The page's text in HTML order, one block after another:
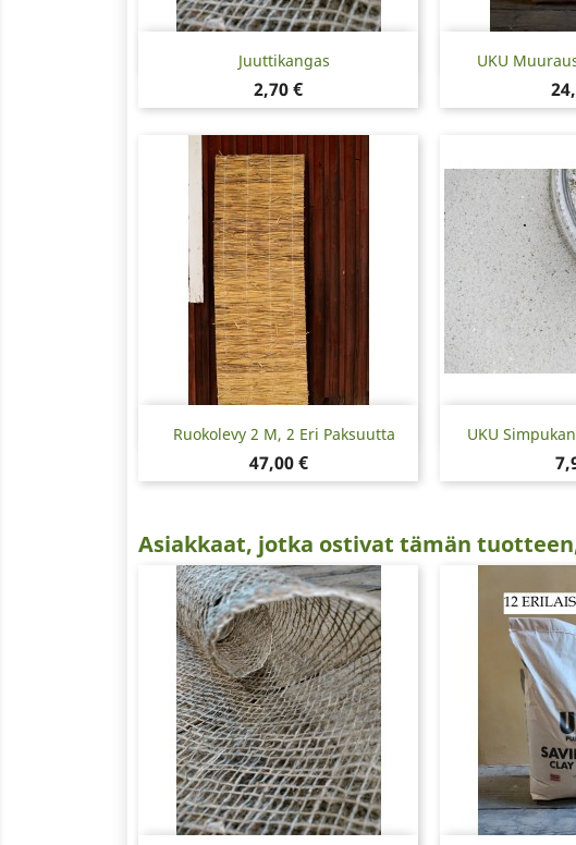
Juuttikangas
Hinta
2,70 €
Pikakatselu UKU 
Ruokolevy 2 M, 2 Eri Paksuutta
Hinta
47,00 €
Pikakatselu UKU 
Asiakkaat, jotka ostivat tämän